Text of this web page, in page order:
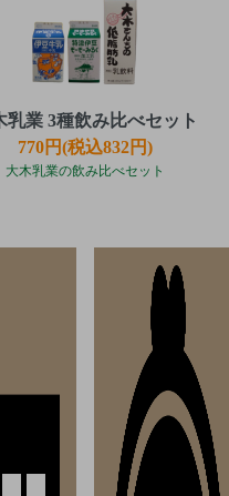
乳業 3種飲み比べセット
770円(税込832円)
大木乳業の飲み比べセット